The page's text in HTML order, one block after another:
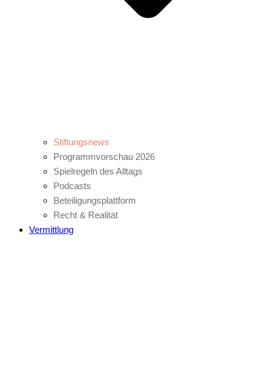
Stiftungsnews
Programmvorschau 2026
Spielregeln des Alltags
Podcasts
Beteiligungsplattform
Recht & Realität
Vermittlung